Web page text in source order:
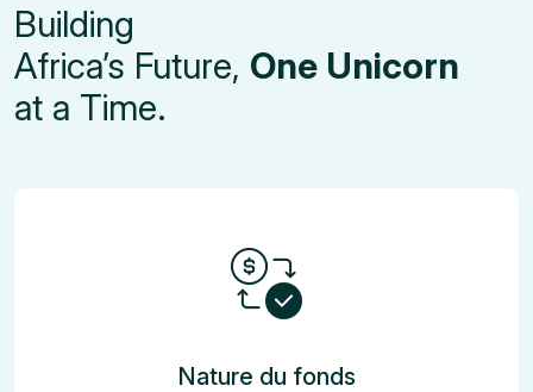
Building
Africa’s Future, One Unicorn
at a Time.
Nature du fonds